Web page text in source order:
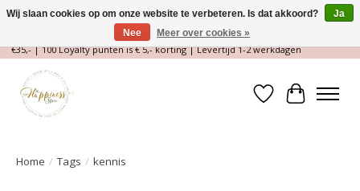
Magische Conceptstore, Edelstenen & Spirituele winkel | Gratis verzending >
€35,- | 100 Loyalty punten is € 5,- korting | Levertijd 1-2 werkdagen
Verlanglijst
Home / Tags / kennis
Wij slaan cookies op om onze website te verbeteren. Is dat akkoord?
Ja
Nee
Meer over cookies »